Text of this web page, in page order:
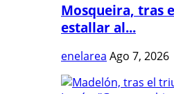
Mosqueira, tras
estallar al...
enelarea Ago 7, 2026